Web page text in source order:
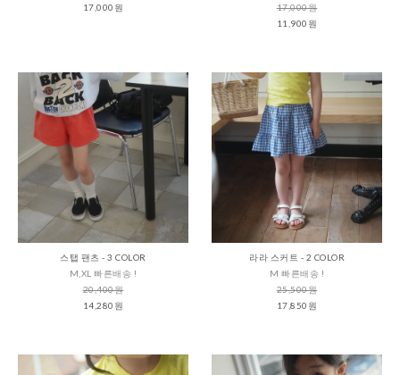
17,000원
17,000원
11,900원
스탭 팬츠 - 3 COLOR
M,XL 빠른배송 !
20,400원
14,280원
라라 스커트 - 2 COLOR
M 빠른배송 !
25,500원
17,850원